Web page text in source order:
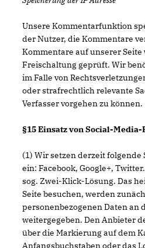
Unsere Kommentarfunktion
der Nutzer, die Kommentare
Kommentare auf unserer Seite
Freischaltung geprüft. Wir
im Falle von
oder strafrechtlich relevante
Verfasser vorgehen zu können.
§15 Einsatz von Social-
(1) Wir setzen derzeit
ein: Facebook, Google+,
sog. Zwei-Klick-Lösung. Das
Seite besuchen, werden
personenbezogenen Daten an
weitergegeben. Den Anbieter
über die Markierung auf dem
Anfangsbuchstaben oder das